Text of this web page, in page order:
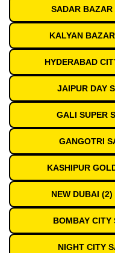
SADAR BAZAR
KALYAN
HYDERABAD
JAIPUR DAY
GALI SUPER
GANGOTRI
KASHIPUR
NEW DUBAI
BOMBAY CITY
NIGHT CITY